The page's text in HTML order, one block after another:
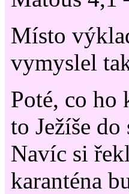
Místo
vymyslel
Poté, co ho
to Ježíše
Navíc si
karanténa